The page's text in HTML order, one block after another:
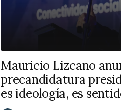
Mauricio Lizcano
precandidatura
es ideología, es